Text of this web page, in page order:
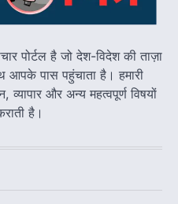
पोर्टल है जो देश-विदेश की ताज़ा
पास पहुंचाता है। हमारी
और अन्य महत्वपूर्ण विषयों
है।